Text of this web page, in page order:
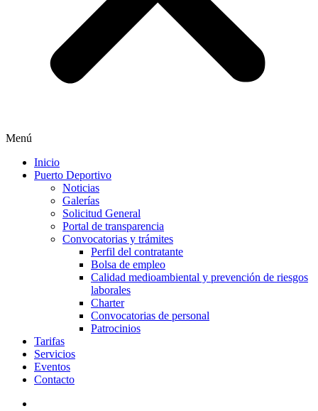
Menú
Inicio
Puerto Deportivo
Noticias
Galerías
Solicitud General
Portal de transparencia
Convocatorias y trámites
Perfil del contratante
Bolsa de empleo
Calidad medioambiental y prevención de riesgos
laborales
Charter
Convocatorias de personal
Patrocinios
Tarifas
Servicios
Eventos
Contacto